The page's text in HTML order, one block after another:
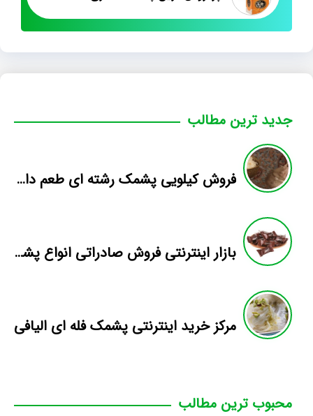
جدید ترین مطالب
فروش کیلویی پشمک رشته ای طعم دار میوه
بازار اینترنتی فروش صادراتی انواع پشمک الیافی/شکلاتی
مرکز خرید اینترنتی پشمک فله ای الیافی
محبوب ترین مطالب